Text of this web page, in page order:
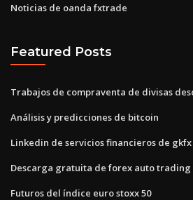
Noticias de oanda fxtrade
Featured Posts
Trabajos de compraventa de divisas
Análisis y predicciones de bitcoin
Linkedin de servicios financieros de gkfx
Descarga gratuita de forex auto
Futuros del índice euro stoxx 50